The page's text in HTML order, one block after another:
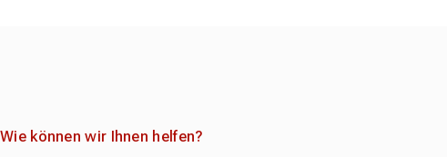
Wie können wir Ihnen helfen?